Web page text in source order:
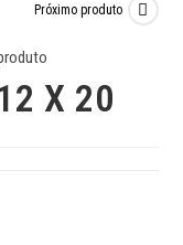
Próximo produto
X 20